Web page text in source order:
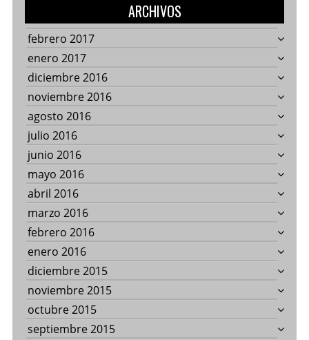
ARCHIVOS
febrero 2017
enero 2017
diciembre 2016
noviembre 2016
agosto 2016
julio 2016
junio 2016
mayo 2016
abril 2016
marzo 2016
febrero 2016
enero 2016
diciembre 2015
noviembre 2015
octubre 2015
septiembre 2015